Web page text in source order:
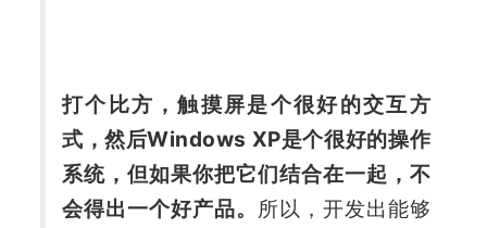
打个比方，触摸屏是个很好的交互方
式，然后Windows XP是个很好的操作
系统，但如果你把它们结合在一起，不
会得出一个好产品。 所以，开发出能够